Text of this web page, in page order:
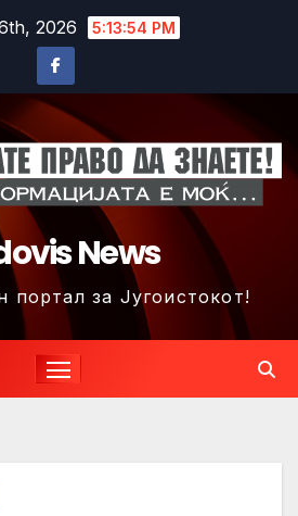
2026 5:13:56 PM
News
портал за Југоистокот!